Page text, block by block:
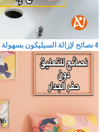
4 نصائح لإزالة السيليكون بسهولة